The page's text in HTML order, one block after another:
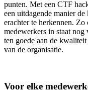
punten. Met een CTF
een uitdagende manier
erachter te herkennen.
medewerkers in staat
ten goede aan de
van de organisatie.
Voor elke